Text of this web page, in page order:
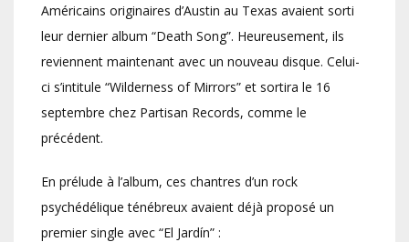
Américains originaires d’Austin au Texas avaient sorti
leur dernier album “Death Song”. Heureusement, ils
reviennent maintenant avec un nouveau disque. Celui-
ci s’intitule “Wilderness of Mirrors” et sortira le 16
septembre chez Partisan Records, comme le
précédent.
En prélude à l’album, ces chantres d’un rock
psychédélique ténébreux avaient déjà proposé un
premier single avec “El Jardín” :